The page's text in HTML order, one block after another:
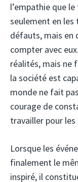
l’empathie que
seulement en les
défauts, mais en
compter avec
réalités, mais ne
la société est
monde ne fait
courage de
travailler pour les
Lorsque les
finalement le
inspiré, il